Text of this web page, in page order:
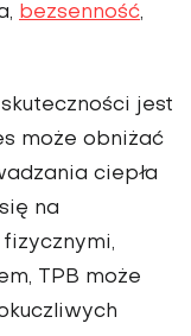
bezsenność,
jest
może obniżać
ciepła
na
TPB może